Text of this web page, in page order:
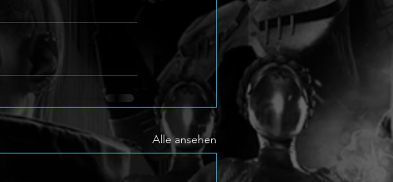
Alle ansehen